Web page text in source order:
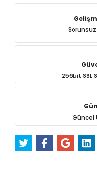
256bit SSL
Güncel